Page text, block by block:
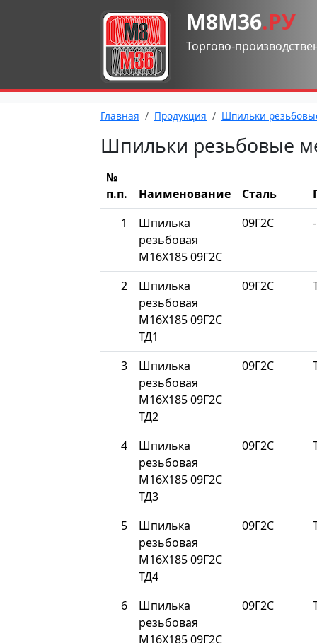
М8М36.РУ
Торгово-
Главная Продукция Шпильки
Шпильки резьбовые
№
п.п.
Наименование Сталь
1
Шпилька
резьбовая
М16Х185 09Г2С
09Г2С -
2
Шпилька
резьбовая
М16Х185 09Г2С
ТД1
09Г2С
3
Шпилька
резьбовая
М16Х185 09Г2С
ТД2
09Г2С
4
Шпилька
резьбовая
М16Х185 09Г2С
ТД3
09Г2С
5
Шпилька
резьбовая
М16Х185 09Г2С
ТД4
09Г2С
6
Шпилька
резьбовая
М16Х185 09Г2С
09Г2С